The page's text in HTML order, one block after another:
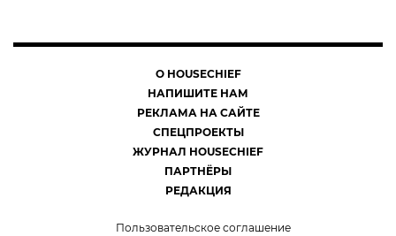
О HOUSECHIEF
НАПИШИТЕ НАМ
РЕКЛАМА НА САЙТЕ
СПЕЦПРОЕКТЫ
ЖУРНАЛ HOUSECHIEF
ПАРТНЁРЫ
РЕДАКЦИЯ
Пользовательское соглашение